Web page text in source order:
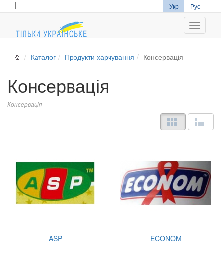
| Укр Рус
Каталог Продукти харчування Консервація
Консервація
Консервація
ASP ECONOM